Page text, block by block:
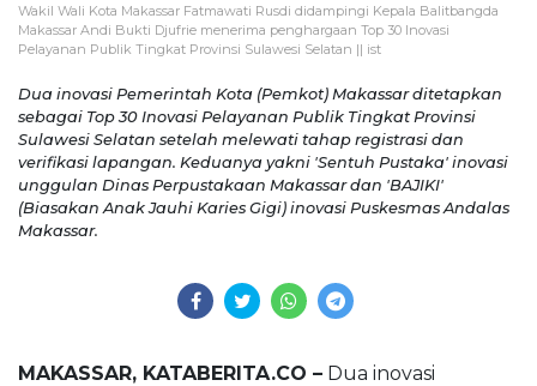
Wakil Wali Kota Makassar Fatmawati Rusdi didampingi Kepala Balitbangda
Makassar Andi Bukti Djufrie menerima penghargaan Top 30 Inovasi
Pelayanan Publik Tingkat Provinsi Sulawesi Selatan || ist
Dua inovasi Pemerintah Kota (Pemkot) Makassar ditetapkan
sebagai Top 30 Inovasi Pelayanan Publik Tingkat Provinsi
Sulawesi Selatan setelah melewati tahap registrasi dan
verifikasi lapangan. Keduanya yakni 'Sentuh Pustaka' inovasi
unggulan Dinas Perpustakaan Makassar dan 'BAJIKI'
(Biasakan Anak Jauhi Karies Gigi) inovasi Puskesmas Andalas
Makassar.
MAKASSAR, KATABERITA.CO – Dua inovasi